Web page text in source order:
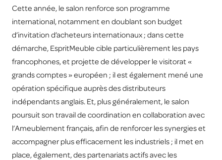
Cette année, le salon renforce son programme
international, notamment en doublant son budget
d’invitation d’acheteurs internationaux ; dans cette
démarche, EspritMeuble cible particulièrement les pays
francophones, et projette de développer le visitorat «
grands comptes » européen ; il est également mené une
opération spécifique auprès des distributeurs
indépendants anglais. Et, plus généralement, le salon
poursuit son travail de coordination en collaboration avec
l’Ameublement français, afin de renforcer les synergies et
accompagner plus efficacement les industriels ; il met en
place, également, des partenariats actifs avec les